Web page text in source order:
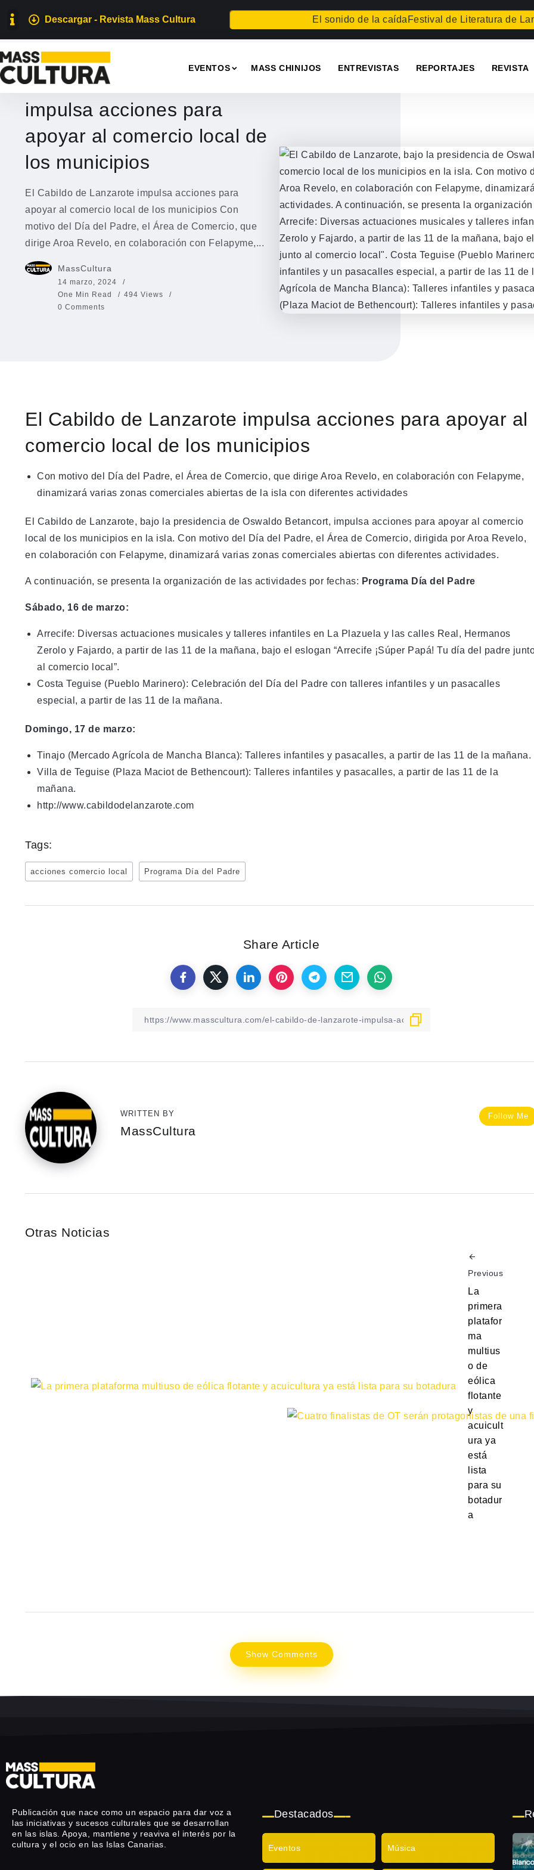
Descargar - Revista Mass Cultura El sonido de la caídaFestival de Literatura de
EVENTOS MASS CHINIJOS ENTREVISTAS REPORTAJES REVISTA
EVENTOS
El Cabildo de Lanzarote
impulsa acciones para
apoyar al comercio local de
los municipios
El Cabildo de Lanzarote impulsa acciones para
apoyar al comercio local de los municipios Con
motivo del Día del Padre, el Área de Comercio, que
dirige Aroa Revelo, en colaboración con Felapyme,...
MassCultura
14 marzo, 2024
One Min Read
494 Views
0 Comments
El Cabildo de Lanzarote impulsa acciones para apoyar al
comercio local de los municipios
Con motivo del Día del Padre, el Área de Comercio, que dirige Aroa Revelo, en colaboración con Felapyme,
dinamizará varias zonas comerciales abiertas de la isla con diferentes actividades
El Cabildo de Lanzarote, bajo la presidencia de Oswaldo Betancort, impulsa acciones para apoyar al comercio
local de los municipios en la isla. Con motivo del Día del Padre, el Área de Comercio, dirigida por Aroa Revelo,
en colaboración con Felapyme, dinamizará varias zonas comerciales abiertas con diferentes actividades.
A continuación, se presenta la organización de las actividades por fechas: Programa Día del Padre
Sábado, 16 de marzo:
Arrecife: Diversas actuaciones musicales y talleres infantiles en La Plazuela y las calles Real, Hermanos
Zerolo y Fajardo, a partir de las 11 de la mañana, bajo el eslogan “Arrecife ¡Súper Papá! Tu día del padre
al comercio local”.
Costa Teguise (Pueblo Marinero): Celebración del Día del Padre con talleres infantiles y un pasacalles
especial, a partir de las 11 de la mañana.
Domingo, 17 de marzo:
Tinajo (Mercado Agrícola de Mancha Blanca): Talleres infantiles y pasacalles, a partir de las 11 de la mañana.
Villa de Teguise (Plaza Maciot de Bethencourt): Talleres infantiles y pasacalles, a partir de las 11 de la
mañana.
http://www.cabildodelanzarote.com
Tags:
acciones comercio local Programa Día del Padre
Share Article
Follow Me
WRITTEN BY
MassCultura
Otras Noticias
Previous
La
primera
platafor
ma
multius
o de
eólica
flotante
y
acuicult
ura ya
está
lista
para su
botadur
a
Show Comments
Publicación que nace como un espacio para dar voz a
las iniciativas y sucesos culturales que se desarrollan
en las islas. Apoya, mantiene y reaviva el interés por la
cultura y el ocio en las Islas Canarias.
Destacados
Eventos Música